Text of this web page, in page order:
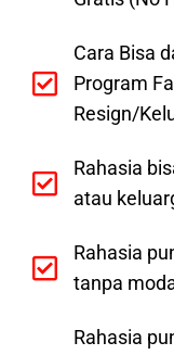
Cara Bisa
Program
Resign/
Rahasia
atau
Rahasia
tanpa
Rahasia